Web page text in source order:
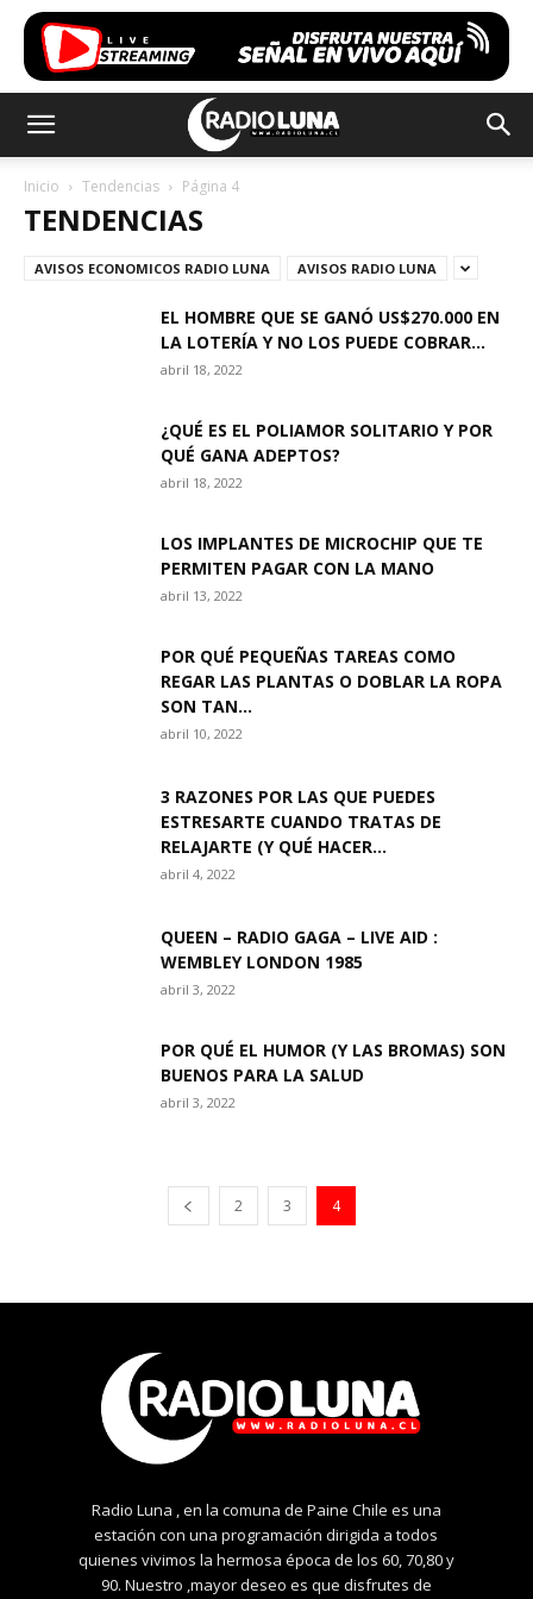
Inicio Tendencias Página 4
TENDENCIAS
AVISOS ECONOMICOS RADIO LUNA AVISOS RADIO LUNA
EL HOMBRE QUE SE GANÓ US$270.000 EN
LA LOTERÍA Y NO LOS PUEDE COBRAR...
abril 18, 2022
¿QUÉ ES EL POLIAMOR SOLITARIO Y POR
QUÉ GANA ADEPTOS?
abril 18, 2022
LOS IMPLANTES DE MICROCHIP QUE TE
PERMITEN PAGAR CON LA MANO
abril 13, 2022
POR QUÉ PEQUEÑAS TAREAS COMO
REGAR LAS PLANTAS O DOBLAR LA ROPA
SON TAN...
abril 10, 2022
3 RAZONES POR LAS QUE PUEDES
ESTRESARTE CUANDO TRATAS DE
RELAJARTE (Y QUÉ HACER...
abril 4, 2022
QUEEN – RADIO GAGA – LIVE AID :
WEMBLEY LONDON 1985
abril 3, 2022
POR QUÉ EL HUMOR (Y LAS BROMAS) SON
BUENOS PARA LA SALUD
abril 3, 2022
2 3 4
Radio Luna , en la comuna de Paine Chile es una
estación con una programación dirigida a todos
quienes vivimos la hermosa época de los 60, 70,80 y
90. Nuestro ,mayor deseo es que disfrutes de